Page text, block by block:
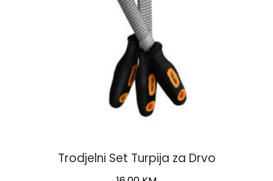
Trodjelni Set Turpija za Drvo